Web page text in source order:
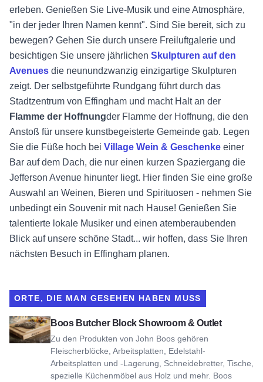
erleben. Genießen Sie Live-Musik und eine Atmosphäre,
"in der jeder Ihren Namen kennt". Sind Sie bereit, sich zu
bewegen? Gehen Sie durch unsere Freiluftgalerie und
besichtigen Sie unsere jährlichen Skulpturen auf den
Avenues die neunundzwanzig einzigartige Skulpturen
zeigt. Der selbstgeführte Rundgang führt durch das
Stadtzentrum von Effingham und macht Halt an der
Flamme der Hoffnungder Flamme der Hoffnung, die den
Anstoß für unsere kunstbegeisterte Gemeinde gab. Legen
Sie die Füße hoch bei Village Wein & Geschenke einer
Bar auf dem Dach, die nur einen kurzen Spaziergang die
Jefferson Avenue hinunter liegt. Hier finden Sie eine große
Auswahl an Weinen, Bieren und Spirituosen - nehmen Sie
unbedingt ein Souvenir mit nach Hause! Genießen Sie
talentierte lokale Musiker und einen atemberaubenden
Blick auf unsere schöne Stadt... wir hoffen, dass Sie Ihren
nächsten Besuch in Effingham planen.
ORTE, DIE MAN GESEHEN HABEN MUSS
Boos Butcher Block Showroom & Outlet
Zu den Produkten von John Boos gehören
Fleischerblöcke, Arbeitsplatten, Edelstahl-
Arbeitsplatten und -Lagerung, Schneidebretter, Tische,
spezielle Küchenmöbel aus Holz und mehr. Boos
Boos Butcher Block Showroom & Outlet ansehen